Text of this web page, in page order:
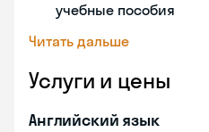
учебные пособия
Читать дальше
Услуги и цены
Английский язык